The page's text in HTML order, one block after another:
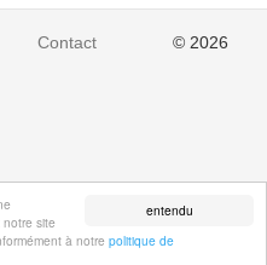
entendu
site
à notre politique de
Contact © 2026